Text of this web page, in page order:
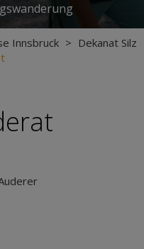
Innsbruck > Dekanat Silz